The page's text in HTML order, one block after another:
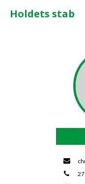
Holdets stab